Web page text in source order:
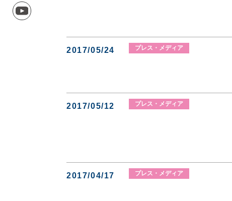
2017/05/24 プレス・メディア
2017/05/12 プレス・メディア
2017/04/17 プレス・メディア